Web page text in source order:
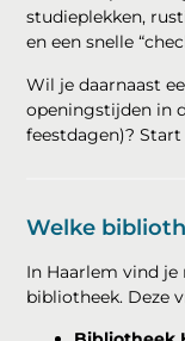
studieplekken,
en een snelle
Wil je daarnaast
openingstijden in
feestdagen)?
Welke
In Haarlem vind
bibliotheek. Deze